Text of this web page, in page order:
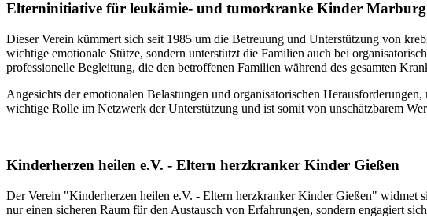
Elterninitiative für leukämie- und tumorkranke Kinder Marburg
Dieser Verein kümmert sich seit 1985 um die Betreuung und Unterstützung von
wichtige emotionale Stütze, sondern unterstützt die Familien auch bei
professionelle Begleitung, die den betroffenen Familien während des gesamten
Angesichts der emotionalen Belastungen und organisatorischen
wichtige Rolle im Netzwerk der Unterstützung und ist somit von unschätzbarem
Kinderherzen heilen e.V. - Eltern herzkranker Kinder Gießen
Der Verein "Kinderherzen heilen e.V. - Eltern herzkranker Kinder Gießen" widmet
nur einen sicheren Raum für den Austausch von Erfahrungen, sondern engagiert